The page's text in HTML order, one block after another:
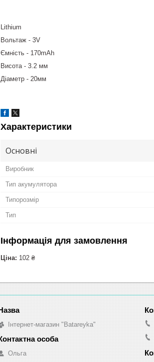
Lithium
Вольтаж - 3V
Ємність - 170mAh
Висота - 3.2 мм
Діаметр - 20мм
Характеристики
Основні
Виробник
Тип акумулятора
Типорозмір
Тип
Інформація для замовлення
Ціна: 102 ₴
Інтернет-магазин "Batareyka"
Ольга